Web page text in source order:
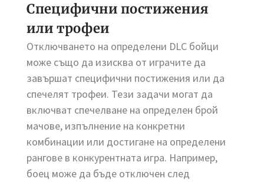
Специфични постижения
или трофеи
Отключването на определени DLC бойци
може също да изисква от играчите да
завършат специфични постижения или да
спечелят трофеи. Тези задачи могат да
включват спечелване на определен брой
мачове, изпълнение на конкретни
комбинации или достигане на определени
рангове в конкурентната игра. Например,
боец може да бъде отключен след